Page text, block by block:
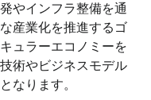
やインフラ整備を通
産業化を推進するゴ
ュラーエコノミーを
術やビジネスモデル
なります。